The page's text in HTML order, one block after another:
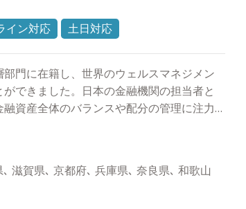
イン対応 土日対応
門に在籍し、世界のウェルスマネジメン
できました。日本の金融機関の担当者と
資産全体のバランスや配分の管理に注力
券アナリスト協会検定会員資格、2011年
し、理論と経験に基づいた運用担当者目
。商品は資産運用を行う手段であり、無
限の商品を使用して資産運用を行うこと
滋賀県､ 京都府､ 兵庫県､ 奈良県､ 和歌山